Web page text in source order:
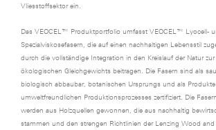
Vliesstoffsektor ein.
Das VEOCEL™ Produktportfolio umfasst VEOCEL™ Lyocell-
Spezialviskosefasern, die auf einen nachhaltigen Lebensstil
durch die vollständige Integration in den Kreislauf der Natur
ökologischen Gleichgewichts beitragen. Die Fasern sind als
biologisch abbaubar, botanischen Ursprungs und als Produkte
umweltfreundlichen Produktionsprozesses zertifiziert. Die
werden aus Holzquellen gewonnen, die aus nachhaltig
stammen und den strengen Richtlinien der Lenzing Wood and